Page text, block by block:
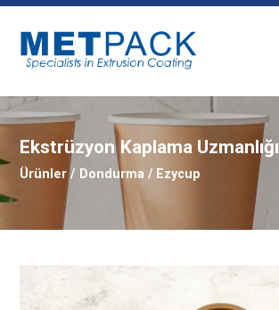
Ekstrüzyon Kaplama Uzmanlığı
Ürünler/ Dondurma / Ezycup